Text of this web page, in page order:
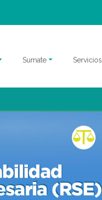
Sumate Servicios